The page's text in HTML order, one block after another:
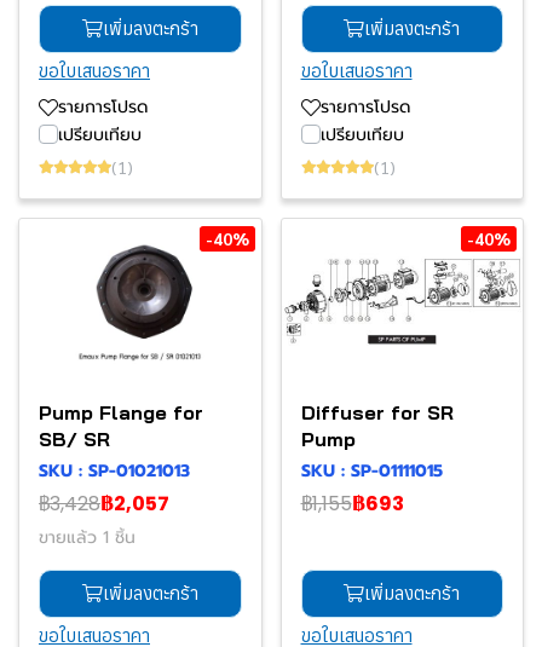
เพิ่มลงตะกร้า
ขอใบเสนอราคา
รายการโปรด
เปรียบเทียบ
(1)
เพิ่มลงตะกร้า
ขอใบเสนอราคา
รายการโปรด
เปรียบเทียบ
(1)
-40%
Pump Flange for
SB/ SR
SKU : SP-01021013
฿3,428฿2,057
ขายแล้ว 1 ชิ้น
เพิ่มลงตะกร้า
ขอใบเสนอราคา
-40%
Diffuser for SR
Pump
SKU : SP-01111015
฿1,155฿693
เพิ่มลงตะกร้า
ขอใบเสนอราคา